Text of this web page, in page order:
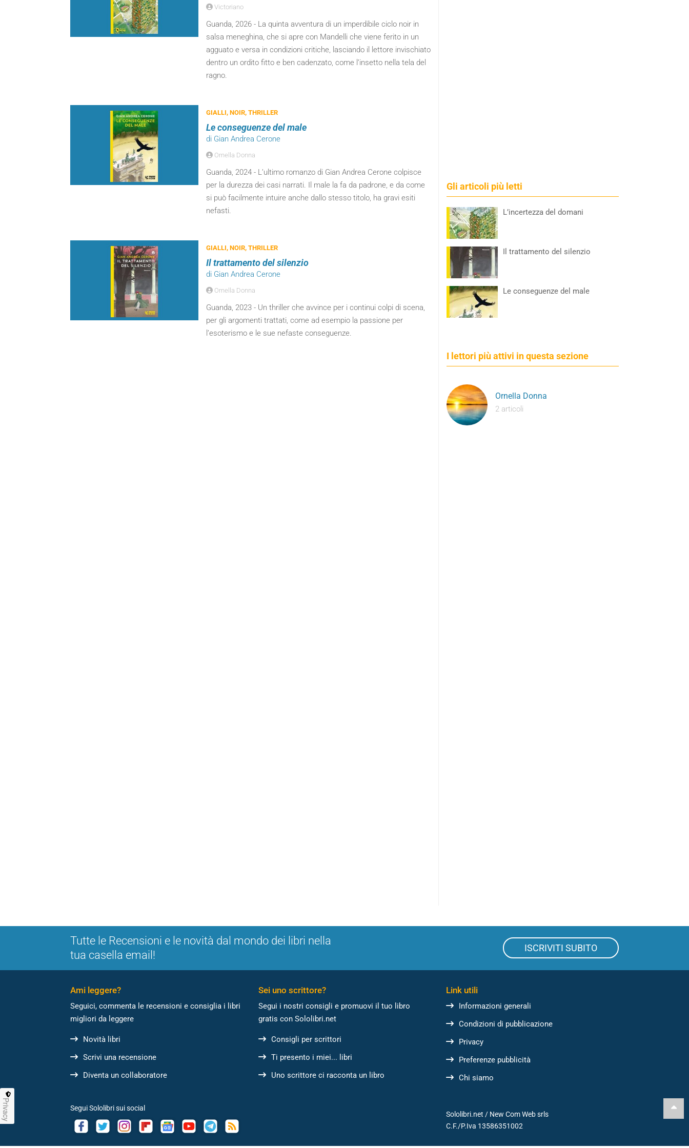
Victoriano
Guanda, 2026 - La quinta avventura di un imperdibile ciclo noir in
salsa meneghina, che si apre con Mandelli che viene ferito in un
agguato e versa in condizioni critiche, lasciando il lettore invischiato
dentro un ordito fitto e ben cadenzato, come l’insetto nella tela del
ragno.
GIALLI, NOIR, THRILLER
Le conseguenze del male
di Gian Andrea Cerone
Ornella Donna
Guanda, 2024 - L’ultimo romanzo di Gian Andrea Cerone colpisce
per la durezza dei casi narrati. Il male la fa da padrone, e da come
si può facilmente intuire anche dallo stesso titolo, ha gravi esiti
nefasti.
GIALLI, NOIR, THRILLER
Il trattamento del silenzio
di Gian Andrea Cerone
Ornella Donna
Guanda, 2023 - Un thriller che avvince per i continui colpi di scena,
per gli argomenti trattati, come ad esempio la passione per
l’esoterismo e le sue nefaste conseguenze.
Gli articoli più letti
L’incertezza del domani
Il trattamento del silenzio
Le conseguenze del male
I lettori più attivi in questa sezione
Ornella Donna
2 articoli
Tutte le Recensioni e le novità dal mondo dei libri nella
tua casella email!
ISCRIVITI SUBITO
Ami leggere?
Seguici, commenta le recensioni e consiglia i libri
migliori da leggere
Novità libri
Scrivi una recensione
Diventa un collaboratore
Sei uno scrittore?
Segui i nostri consigli e promuovi il tuo libro
gratis con Sololibri.net
Consigli per scrittori
Ti presento i miei... libri
Uno scrittore ci racconta un libro
Link utili
Informazioni generali
Condizioni di pubblicazione
Privacy
Preferenze pubblicità
Chi siamo
Segui Sololibri sui social
Sololibri.net / New Com Web srls
C.F./P.Iva 13586351002
Privacy